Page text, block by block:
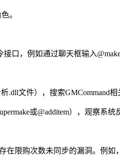
。
口，例如通过聊天框输入
.dll文件），搜索GMCommand相
或@additem），观察系统
在限购次数未同步的漏洞。例如